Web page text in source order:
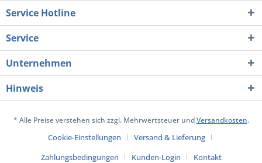
Service Hotline
Service
Unternehmen
Hinweis
* Alle Preise verstehen sich zzgl. Mehrwertsteuer undVersandkosten.
Cookie-Einstellungen
Versand & Lieferung
Zahlungsbedingungen
Kunden-Login Kontakt